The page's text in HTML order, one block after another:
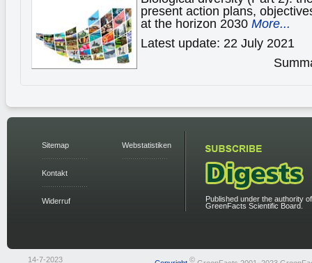
present action plans,
at the horizon 2030 More...
Latest update: 22 July 2021
Sitemap
Kontakt
Widerruf
Webstatistiken
Published under the authority
GreenFacts Scientific Board.
14-7-2023 ©